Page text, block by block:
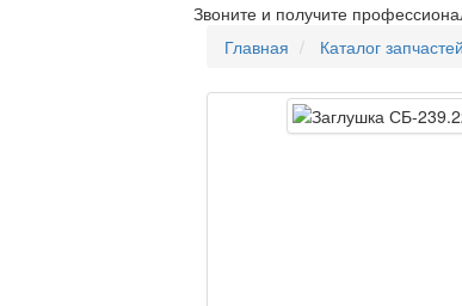
Звоните и получите
Главная Каталог запчастей